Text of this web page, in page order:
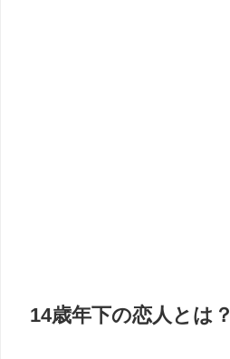
14歳年下の恋人とは？